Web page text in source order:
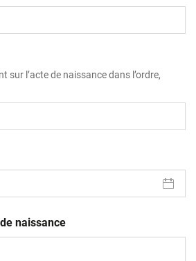
sur l’acte de naissance dans l’ordre,
naissance